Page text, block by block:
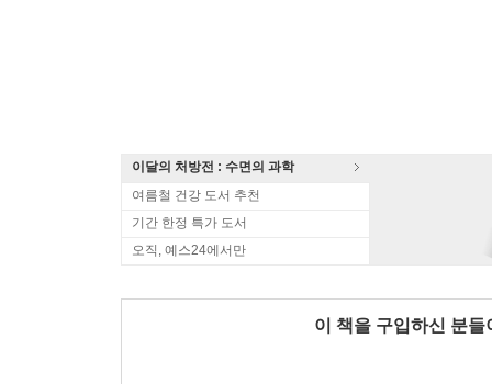
이달의 처방전 : 수면의 과학
여름철 건강 도서 추천
기간 한정 특가 도서
오직, 예스24에서만
이 책을 구입하신 분